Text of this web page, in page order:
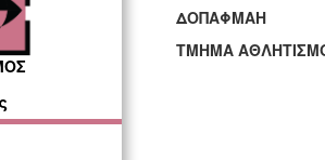
ΔΟΠΑΦΜΑΗ
ΤΜΗΜΑ